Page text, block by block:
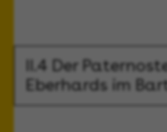
II.4 Der
Eberhards im